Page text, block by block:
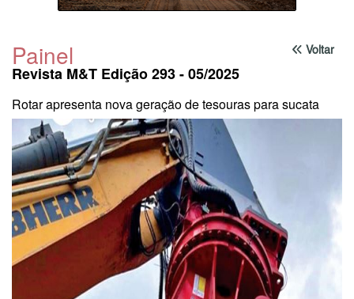
Voltar
Painel
Revista M&T Edição 293 - 05/2025
Rotar apresenta nova geração de tesouras para sucata